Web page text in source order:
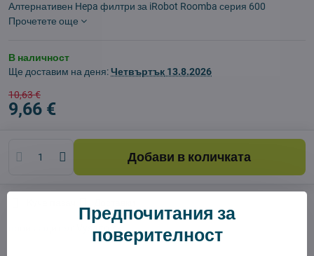
Алтернативен Hepa филтри за iRobot Roomba серия 600
Прочетете още
В наличност
Ще доставим на деня:Четвъртък 13.8.2026
10,63 €
9,66 €
Добави в количката
Предпочитания за
поверителност